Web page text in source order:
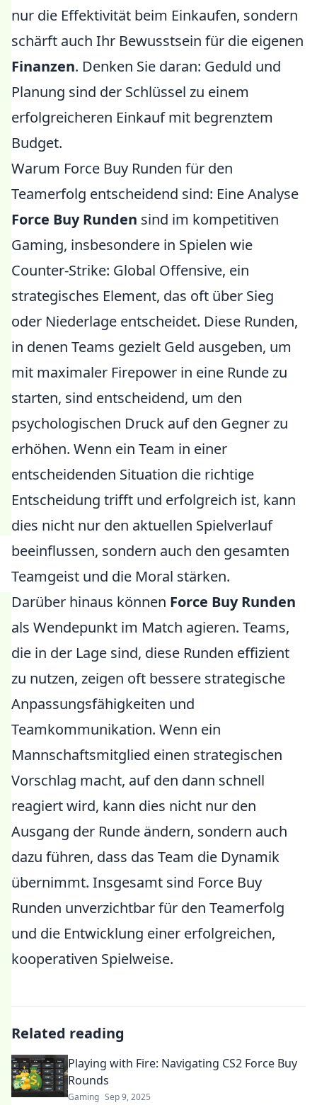
nur die Effektivität beim Einkaufen, sondern
schärft auch Ihr Bewusstsein für die eigenen
Finanzen. Denken Sie daran: Geduld und
Planung sind der Schlüssel zu einem
erfolgreicheren Einkauf mit begrenztem
Budget.
Warum Force Buy Runden für den
Teamerfolg entscheidend sind: Eine Analyse
Force Buy Runden sind im kompetitiven
Gaming, insbesondere in Spielen wie
Counter-Strike: Global Offensive, ein
strategisches Element, das oft über Sieg
oder Niederlage entscheidet. Diese Runden,
in denen Teams gezielt Geld ausgeben, um
mit maximaler Firepower in eine Runde zu
starten, sind entscheidend, um den
psychologischen Druck auf den Gegner zu
erhöhen. Wenn ein Team in einer
entscheidenden Situation die richtige
Entscheidung trifft und erfolgreich ist, kann
dies nicht nur den aktuellen Spielverlauf
beeinflussen, sondern auch den gesamten
Teamgeist und die Moral stärken.
Darüber hinaus können Force Buy Runden
als Wendepunkt im Match agieren. Teams,
die in der Lage sind, diese Runden effizient
zu nutzen, zeigen oft bessere strategische
Anpassungsfähigkeiten und
Teamkommunikation. Wenn ein
Mannschaftsmitglied einen strategischen
Vorschlag macht, auf den dann schnell
reagiert wird, kann dies nicht nur den
Ausgang der Runde ändern, sondern auch
dazu führen, dass das Team die Dynamik
übernimmt. Insgesamt sind Force Buy
Runden unverzichtbar für den Teamerfolg
und die Entwicklung einer erfolgreichen,
kooperativen Spielweise.
Related reading
Playing with Fire: Navigating CS2 Force Buy
Rounds
Gaming Sep 9, 2025